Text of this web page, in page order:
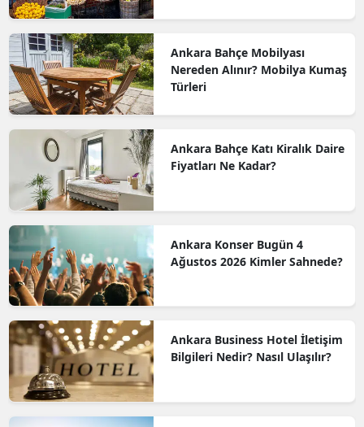
Ankara Bahçe Mobilyası
Nereden Alınır? Mobilya Kumaş
Türleri
Ankara Bahçe Katı Kiralık Daire
Fiyatları Ne Kadar?
Ankara Konser Bugün 4
Ağustos 2026 Kimler Sahnede?
Ankara Business Hotel İletişim
Bilgileri Nedir? Nasıl Ulaşılır?